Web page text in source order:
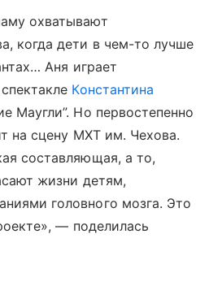
охватывают
когда дети в чем-то лучше
Аня играет
Константина
Маугли”. Но первостепенно
на сцену МХТ им. Чехова.
составляющая, а то,
жизни детям,
головного мозга. Это
— поделилась